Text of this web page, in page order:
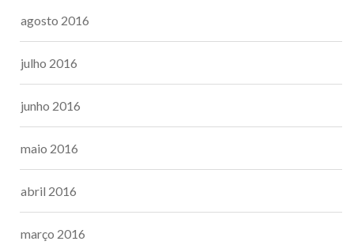
agosto 2016
julho 2016
junho 2016
maio 2016
abril 2016
março 2016